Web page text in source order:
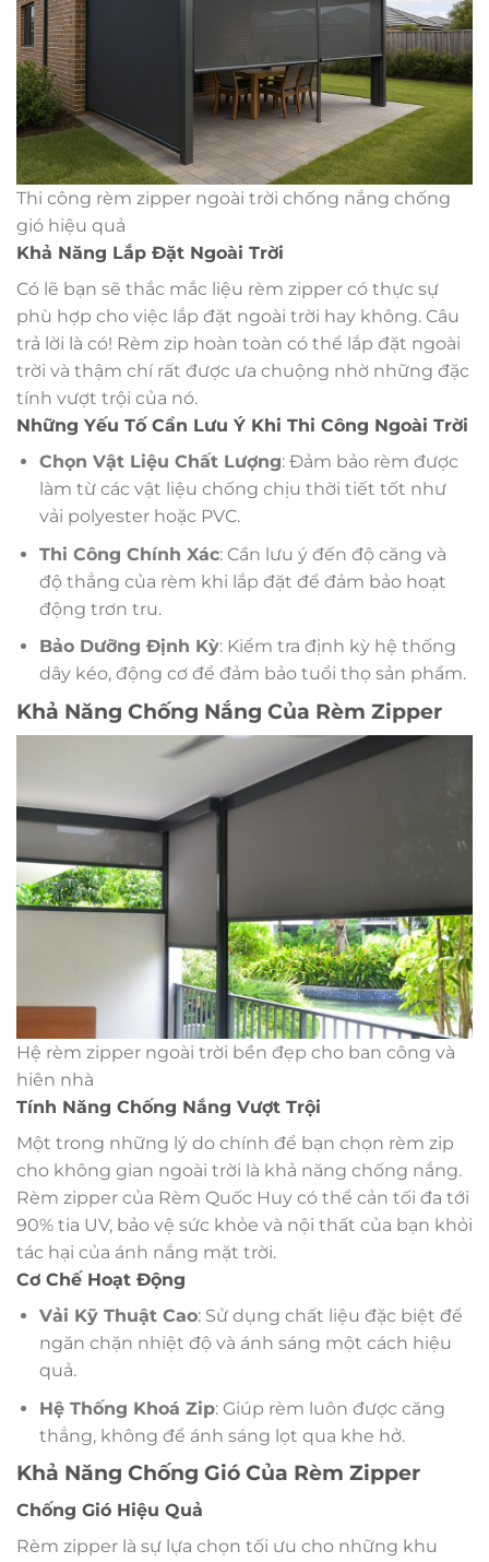
Thi công rèm zipper ngoài trời chống nắng chống
gió hiệu quả
Khả Năng Lắp Đặt Ngoài Trời
Có lẽ bạn sẽ thắc mắc liệu rèm zipper có thực sự
phù hợp cho việc lắp đặt ngoài trời hay không. Câu
trả lời là có! Rèm zip hoàn toàn có thể lắp đặt ngoài
trời và thậm chí rất được ưa chuộng nhờ những đặc
tính vượt trội của nó.
Những Yếu Tố Cần Lưu Ý Khi Thi Công Ngoài Trời
Chọn Vật Liệu Chất Lượng: Đảm bảo rèm được
làm từ các vật liệu chống chịu thời tiết tốt như
vải polyester hoặc PVC.
Thi Công Chính Xác: Cần lưu ý đến độ căng và
độ thẳng của rèm khi lắp đặt để đảm bảo hoạt
động trơn tru.
Bảo Dưỡng Định Kỳ: Kiểm tra định kỳ hệ thống
dây kéo, động cơ để đảm bảo tuổi thọ sản phẩm.
Khả Năng Chống Nắng Của Rèm Zipper
Hệ rèm zipper ngoài trời bền đẹp cho ban công và
hiên nhà
Tính Năng Chống Nắng Vượt Trội
Một trong những lý do chính để bạn chọn rèm zip
cho không gian ngoài trời là khả năng chống nắng.
Rèm zipper của Rèm Quốc Huy có thể cản tối đa tới
90% tia UV, bảo vệ sức khỏe và nội thất của bạn khỏi
tác hại của ánh nắng mặt trời.
Cơ Chế Hoạt Động
Vải Kỹ Thuật Cao: Sử dụng chất liệu đặc biệt để
ngăn chặn nhiệt độ và ánh sáng một cách hiệu
quả.
Hệ Thống Khoá Zip: Giúp rèm luôn được căng
thẳng, không để ánh sáng lọt qua khe hở.
Khả Năng Chống Gió Của Rèm Zipper
Chống Gió Hiệu Quả
Rèm zipper là sự lựa chọn tối ưu cho những khu